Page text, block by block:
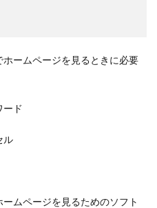
ームページを見るときに必要
ード
ル
ムページを見るためのソフト